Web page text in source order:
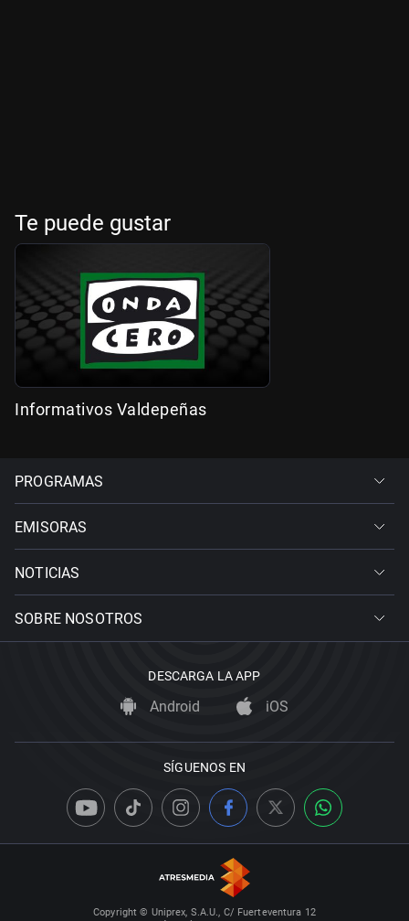
Te puede gustar
Informativos Valdepeñas
PROGRAMAS
EMISORAS
NOTICIAS
SOBRE NOSOTROS
DESCARGA LA APP
Android iOS
SÍGUENOS EN
Copyright © Uniprex, S.A.U., C/ Fuerteventura 12